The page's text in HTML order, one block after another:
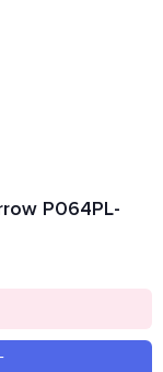
P064PL-